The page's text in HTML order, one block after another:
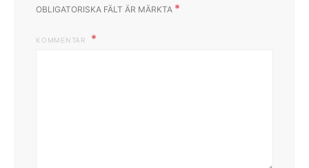
OBLIGATORISKA FÄLT ÄR MÄRKTA *
KOMMENTAR